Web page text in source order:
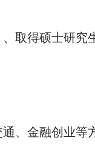
取得硕士研究
、金融创业等